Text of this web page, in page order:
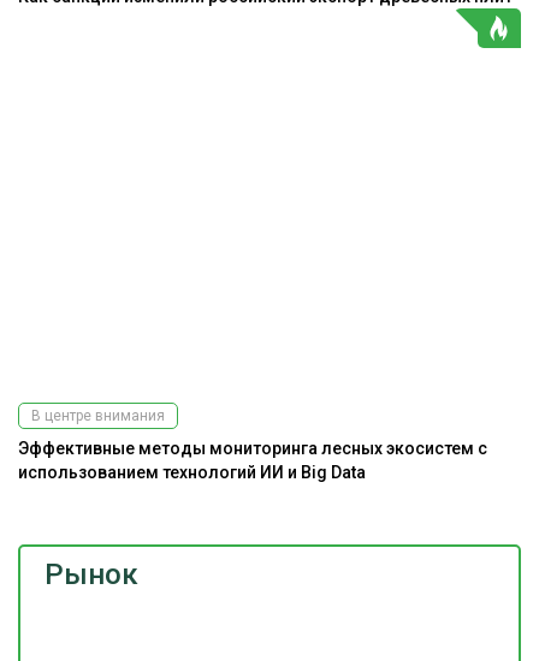
Рынок
В центре внимания
Эффективные методы мониторинга лесных экосистем с
использованием технологий ИИ и Big Data